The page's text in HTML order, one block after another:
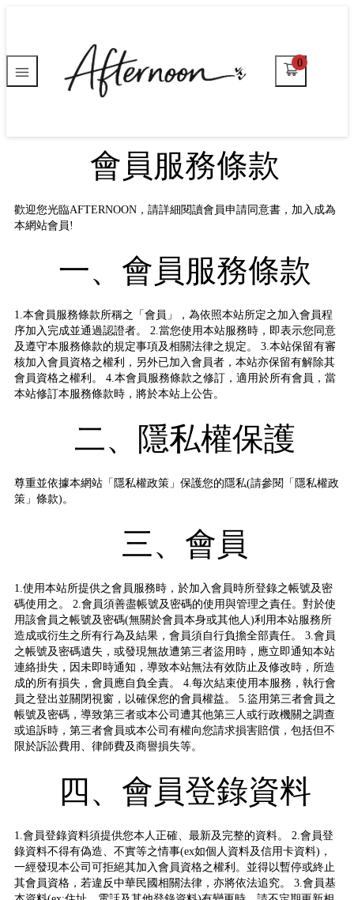
0
會員服務條款
歡迎您光臨AFTERNOON，請詳細閱讀會員申請同意書，加入成為
本網站會員!
一、會員服務條款
1.本會員服務條款所稱之「會員」，為依照本站所定之加入會員程
序加入完成並通過認證者。 2.當您使用本站服務時，即表示您同意
及遵守本服務條款的規定事項及相關法律之規定。 3.本站保留有審
核加入會員資格之權利，另外已加入會員者，本站亦保留有解除其
會員資格之權利。 4.本會員服務條款之修訂，適用於所有會員，當
本站修訂本服務條款時，將於本站上公告。
二、隱私權保護
尊重並依據本網站「隱私權政策」保護您的隱私(請參閱「隱私權政
策」條款)。
三、會員
1.使用本站所提供之會員服務時，於加入會員時所登錄之帳號及密
碼使用之。 2.會員須善盡帳號及密碼的使用與管理之責任。對於使
用該會員之帳號及密碼(無關於會員本身或其他人)利用本站服務所
造成或衍生之所有行為及結果，會員須自行負擔全部責任。 3.會員
之帳號及密碼遺失，或發現無故遭第三者盜用時，應立即通知本站
連絡掛失，因未即時通知，導致本站無法有效防止及修改時，所造
成的所有損失，會員應自負全責。 4.每次結束使用本服務，執行會
員之登出並關閉視窗，以確保您的會員權益。 5.盜用第三者會員之
帳號及密碼，導致第三者或本公司遭其他第三人或行政機關之調查
或追訴時，第三者會員或本公司有權向您請求損害賠償，包括但不
限於訴訟費用、律師費及商譽損失等。
四、會員登錄資料
1.會員登錄資料須提供您本人正確、最新及完整的資料。 2.會員登
錄資料不得有偽造、不實等之情事(ex如個人資料及信用卡資料)，
一經發現本公司可拒絕其加入會員資格之權利。並得以暫停或終止
其會員資格，若違反中華民國相關法律，亦將依法追究。 3.會員基